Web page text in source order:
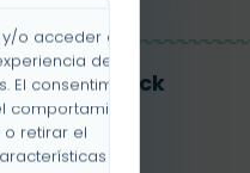
o acceder a la
de
El consentimiento
o retirar el
y
three o’clock